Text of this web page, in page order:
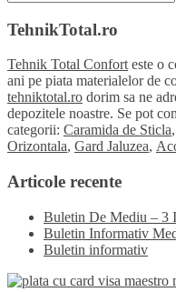
după:
TehnikTotal.ro
Tehnik Total Confort este o
ani pe piata materialelor de
tehniktotal.ro dorim sa ne
depozitele noastre. Se pot
categorii: Caramida de Sticla,
Orizontala, Gard Jaluzea,
Articole recente
Buletin De Mediu – 3
Buletin Informativ
Buletin informativ